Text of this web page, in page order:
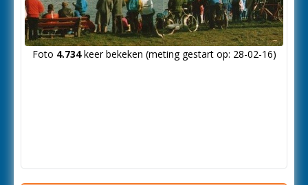
Foto 4.734keer bekeken (meting gestart op: 28-02-16)